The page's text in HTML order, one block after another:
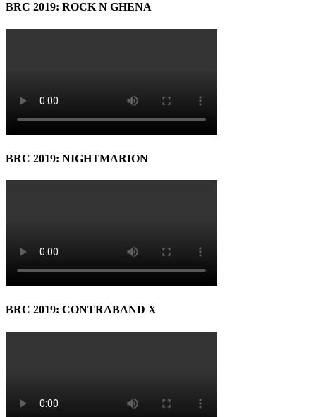
BRC 2019: ROCK N GHENA
BRC 2019: NIGHTMARION
BRC 2019: CONTRABAND X